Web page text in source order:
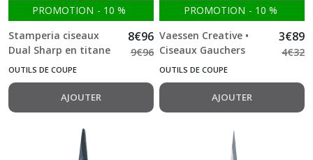
PROMOTION - 10 %
Stamperia ciseaux
Dual Sharp en titane
6,8"
8€96
9€96
OUTILS DE COUPE
AJOUTER
PROMOTION - 10 %
Vaessen Creative •
Ciseaux Gauchers
3€89
4€32
OUTILS DE COUPE
AJOUTER